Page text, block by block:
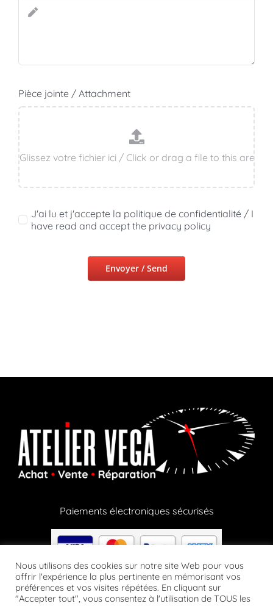
Pièce jointe / Attachment
J'ai lu et j'accepte la politique de confidentialité / I
have read and accept the privacy policy
Envoyer / Send
Paiements électroniques sécurisés
Paiements en crypto via notre partenaire Lizy
Nous utilisons des cookies sur notre site Web pour vous
offrir l'expérience la plus pertinente en mémorisant vos
préférences et vos visites répétées. En cliquant sur
"Accepter tout", vous consentez à l'utilisation de TOUS les